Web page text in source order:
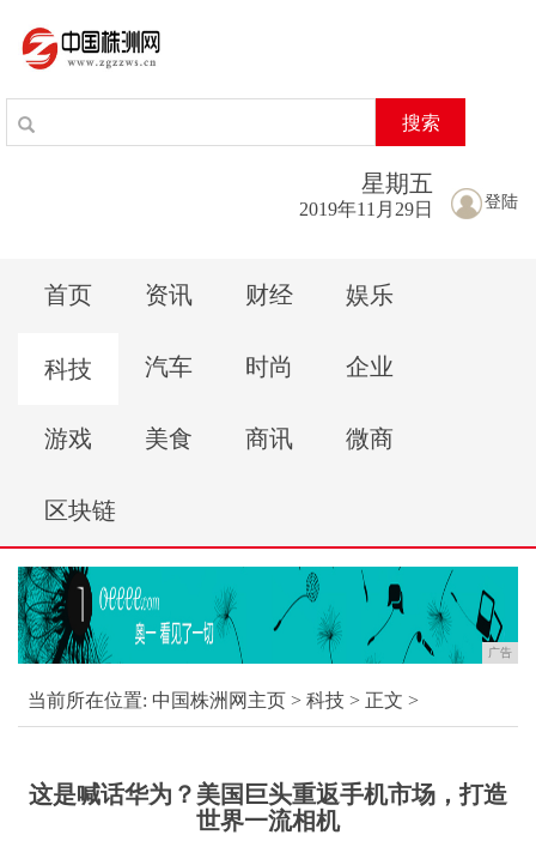
搜索
登陆
星期五
2019年11月29日
首页 资讯 财经 娱乐
科技 汽车 时尚 企业
游戏 美食 商讯 微商
区块链
广告
当前所在位置: 中国株洲网主页 > 科技 > 正文 >
这是喊话华为？美国巨头重返手机市场，打造
世界一流相机